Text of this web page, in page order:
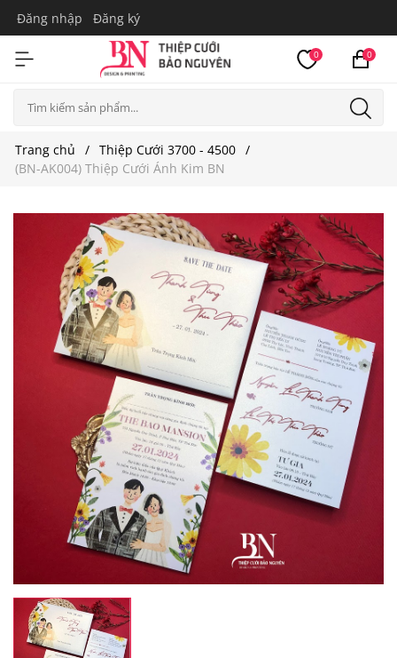
Đăng nhập Đăng ký
0 0
Trang chủ
Thiệp Cưới 3700 - 4500
(BN-AK004) Thiệp Cưới Ánh Kim BN